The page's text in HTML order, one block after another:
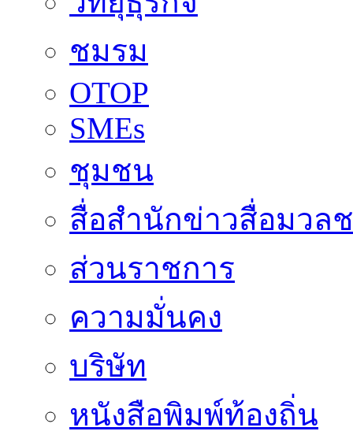
ชมรม
OTOP
SMEs
ชุมชน
สื่อสำนักข่าวสื่อมวล
ส่วนราชการ
ความมั่นคง
บริษัท
หนังสือพิมพ์ท้องถิ่น